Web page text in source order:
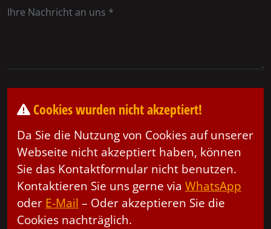
Cookies wurden nicht akzeptiert!
Da Sie die Nutzung von Cookies auf unserer
Webseite nicht akzeptiert haben, können
Sie das Kontaktformular nicht benutzen.
Kontaktieren Sie uns gerne via WhatsApp
oder E-Mail – Oder akzeptieren Sie die
Cookies nachträglich.